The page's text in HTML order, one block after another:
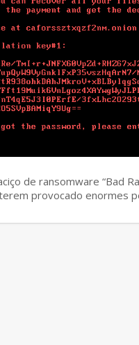
de ransomware “Bad
provocado enormes